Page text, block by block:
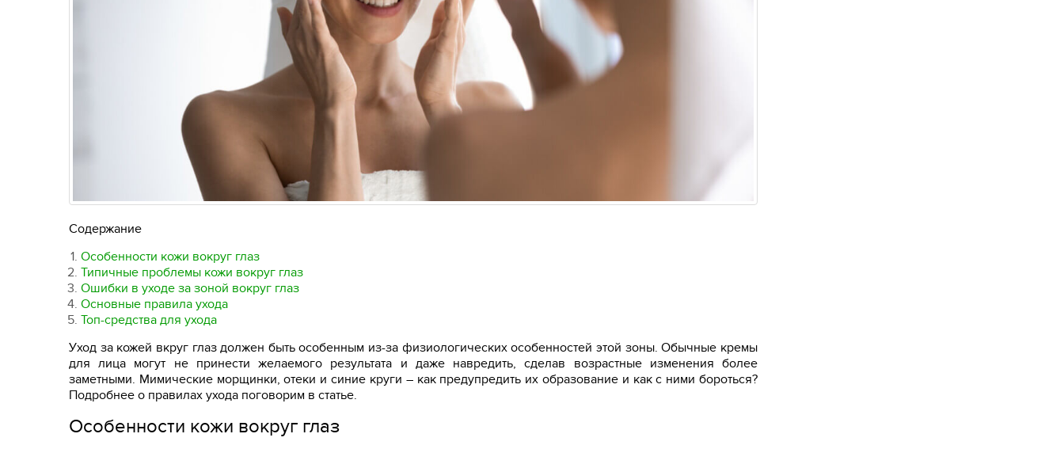
Содержание
Особенности кожи вокруг глаз
Типичные проблемы кожи вокруг глаз
Ошибки в уходе за зоной вокруг глаз
Основные правила ухода
Топ-средства для ухода
Уход за кожей вкруг глаз должен быть особенным из-за физиологических особенностей этой зоны. Обычные кремы
для лица могут не принести желаемого результата и даже навредить, сделав возрастные изменения более
заметными. Мимические морщинки, отеки и синие круги – как предупредить их образование и как с ними бороться?
Подробнее о правилах ухода поговорим в статье.
Особенности кожи вокруг глаз